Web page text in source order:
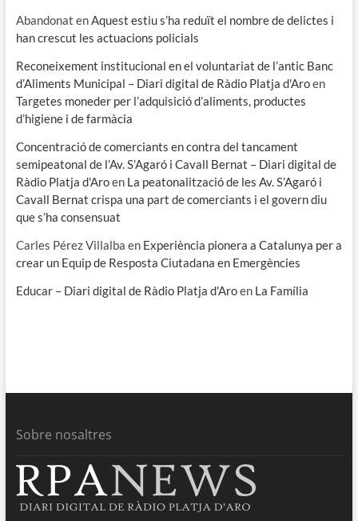
Abandonat enAquest estiu s’ha reduït el nombre de delictes i
han crescut les actuacions policials
Reconeixement institucional en el voluntariat de l’antic Banc
d’Aliments Municipal – Diari digital de Ràdio Platja d'Aroen
Targetes moneder per l’adquisició d’aliments, productes
d’higiene i de farmàcia
Concentració de comerciants en contra del tancament
semipeatonal de l’Av. S’Agaró i Cavall Bernat – Diari digital de
Ràdio Platja d'Aroen La peatonalització de les Av. S’Agaró i
Cavall Bernat crispa una part de comerciants i el govern diu
que s’ha consensuat
Carles Pérez Villalba en Experiència pionera a Catalunya per a
crear un Equip de Resposta Ciutadana en Emergències
Educar – Diari digital de Ràdio Platja d'Aroen La Família
Sobre nosaltres